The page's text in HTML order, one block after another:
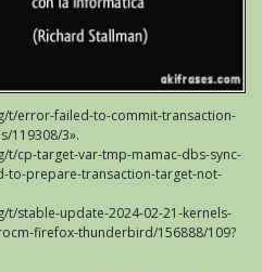
t/error-failed-to-commit-transaction-
119308/3».
cp-target-var-tmp-mamac-dbs-sync-
to-prepare-transaction-target-not-
stable-update-2024-02-21-kernels-
firefox-thunderbird/156888/109?